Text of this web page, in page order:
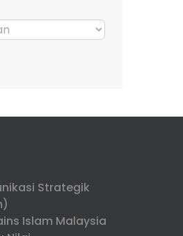
Strategik
Islam Malaysia